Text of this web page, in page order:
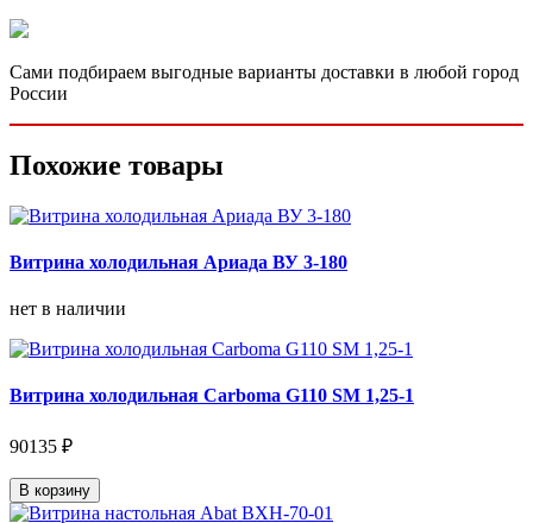
Сами подбираем выгодные варианты доставки в любой город
России
Похожие товары
Витрина холодильная Ариада ВУ 3-180
нет в наличии
Витрина холодильная Carboma G110 SM 1,25-1
90135 ₽
В корзину